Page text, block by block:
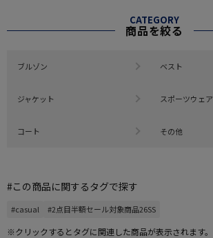
CATEGORY
商品を絞る
ブルゾン ベスト
ジャケット スポーツウェア
コート その他
#この商品に関するタグで探す
#casual #2点目半額セール対象商品26SS
※クリックするとタグに関連した商品が表示されます。